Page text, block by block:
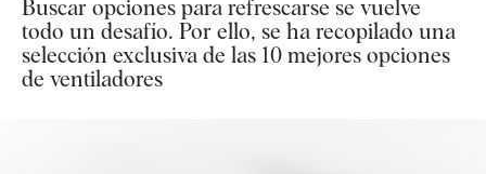
Buscar opciones para refrescarse se vuelve
todo un desafío. Por ello, se ha recopilado una
selección exclusiva de las 10 mejores opciones
de ventiladores